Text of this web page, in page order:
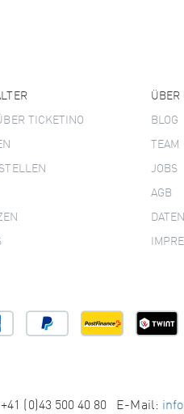
TICKETINO
ÜBER
BLOG
TEAM
JOBS
AGB
(0)43 500 40 80 E-Mail: